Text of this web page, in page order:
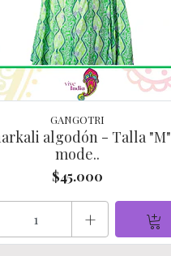
GANGOTRI
algodón - Talla "M"
mode..
$45.000
+